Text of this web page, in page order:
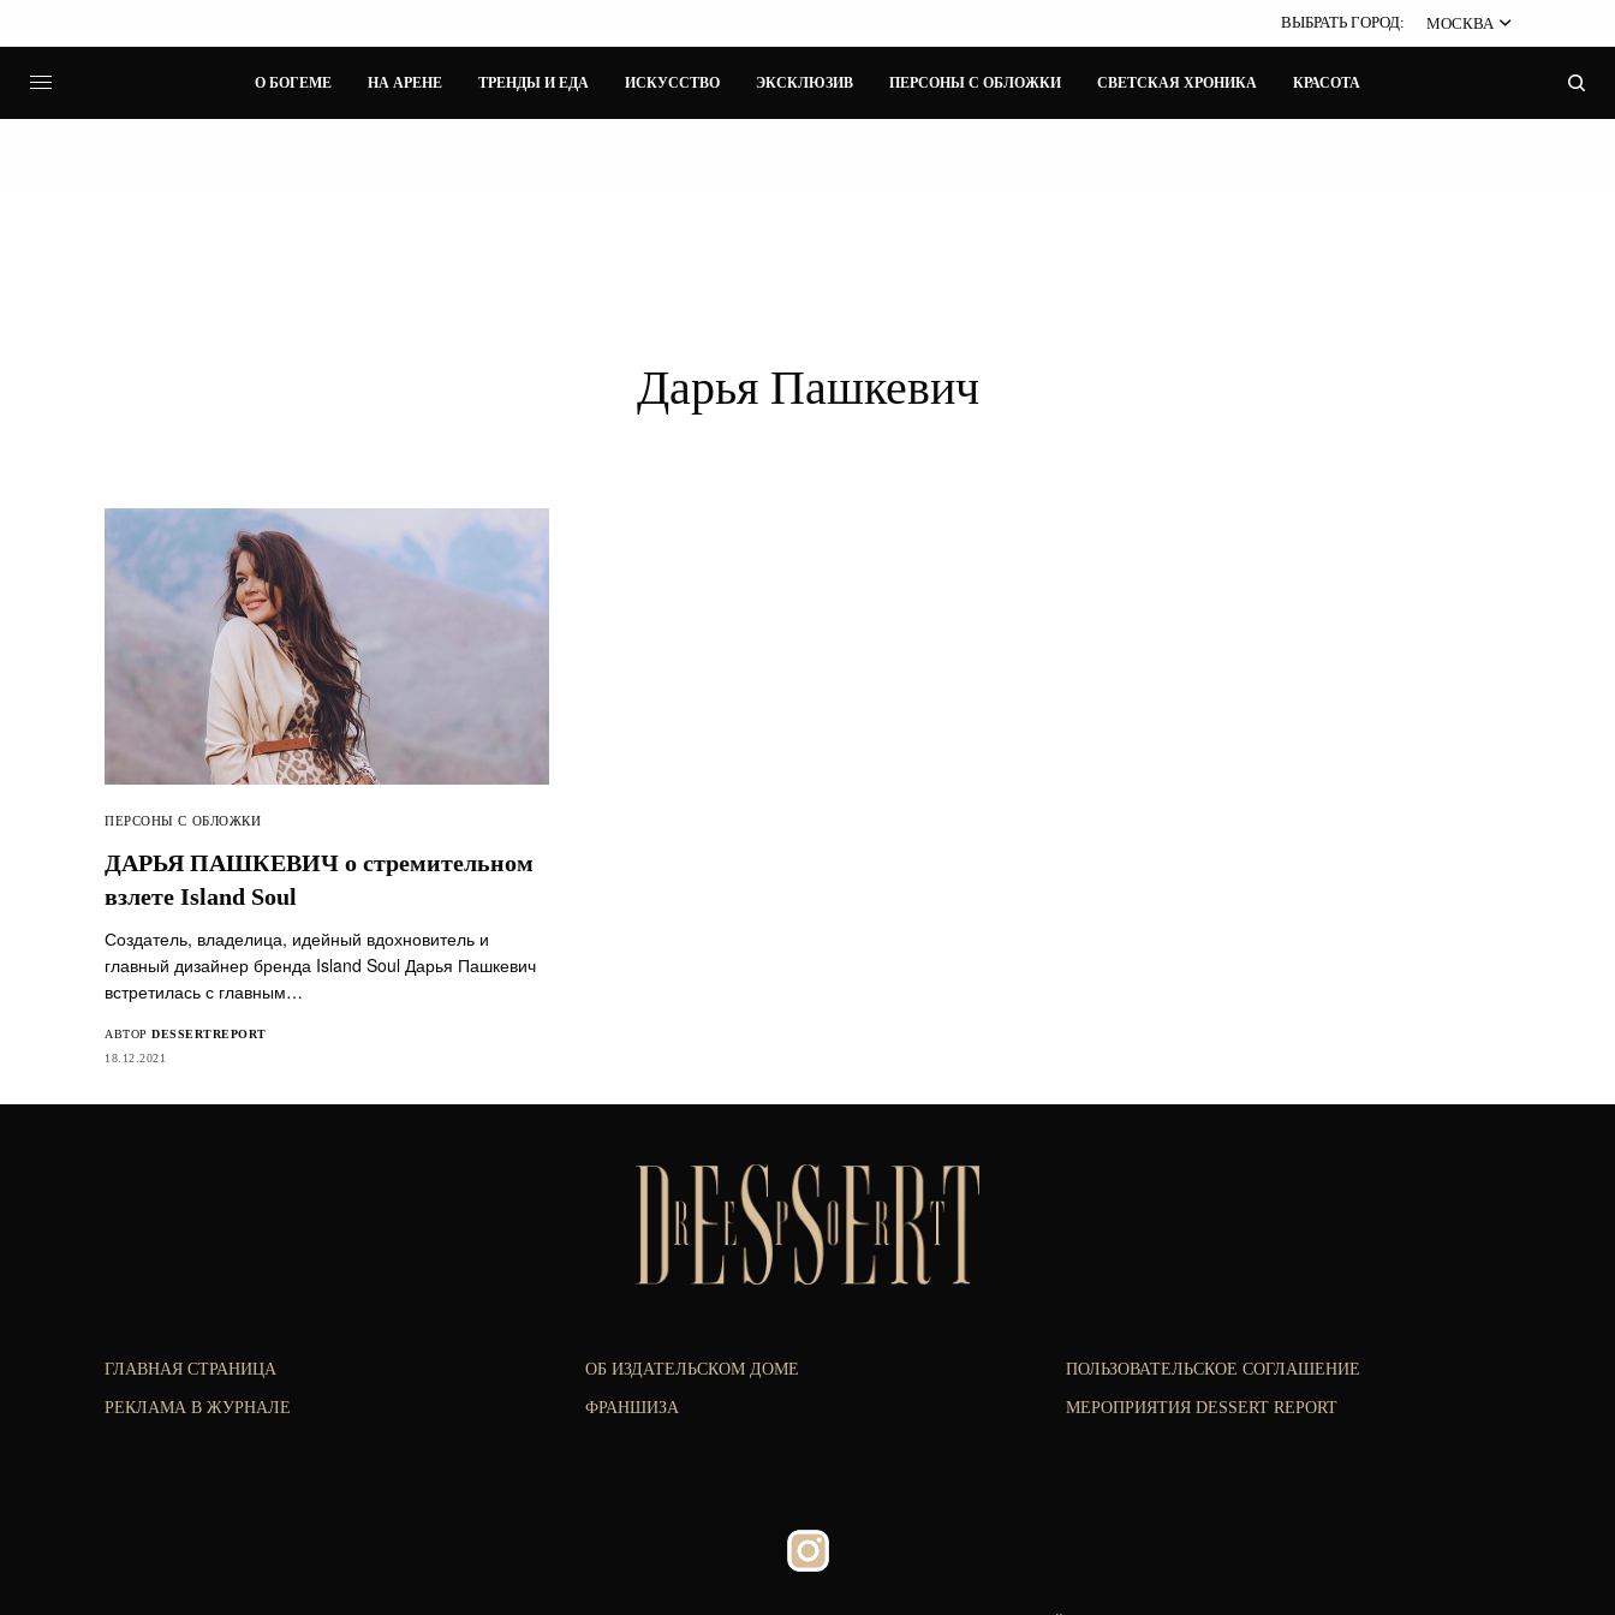
ВЫБРАТЬ ГОРОД: МОСКВА
О БОГЕМЕ НА АРЕНЕ ТРЕНДЫ И ЕДА ИСКУССТВО ЭКСКЛЮЗИВ ПЕРСОНЫ С ОБЛОЖКИ СВЕТСКАЯ ХРОНИКА КРАСОТА
Дарья Пашкевич
ПЕРСОНЫ С ОБЛОЖКИ
ДАРЬЯ ПАШКЕВИЧ о стремительном
взлете Island Soul
Создатель, владелица, идейный вдохновитель и
главный дизайнер бренда Island Soul Дарья Пашкевич
встретилась с главным…
АВТОР DESSERTREPORT
18.12.2021
ГЛАВНАЯ СТРАНИЦА
РЕКЛАМА В ЖУРНАЛЕ
ОБ ИЗДАТЕЛЬСКОМ ДОМЕ
ФРАНШИЗА
ПОЛЬЗОВАТЕЛЬСКОЕ СОГЛАШЕНИЕ
МЕРОПРИЯТИЯ DESSERT REPORT